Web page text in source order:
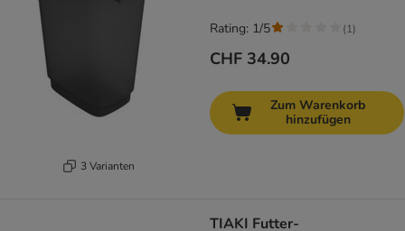
3 Varianten
CHF 34.90
Rating: 1/5 (1)
Zum Warenkorb
hinzufügen
TIAKI Futter-